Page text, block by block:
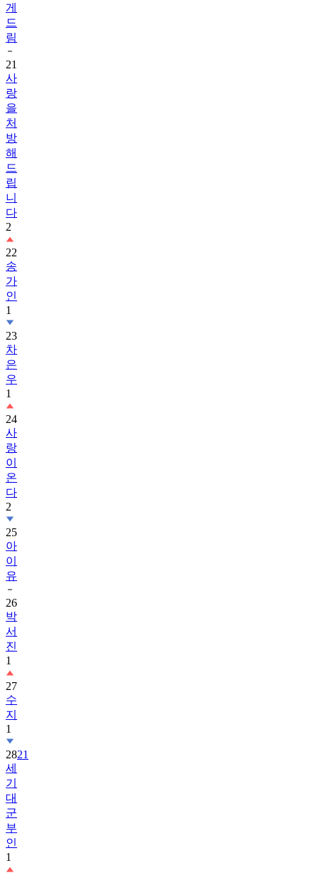
게
드
림
21
사
랑
을
처
방
해
드
립
니
다
2
22
송
가
인
1
23
차
은
우
1
24
사
랑
이
온
다
2
25
아
이
유
26
박
서
진
1
27
수
지
1
2821
세
기
대
군
부
인
1